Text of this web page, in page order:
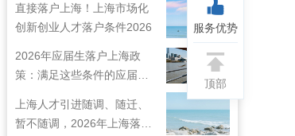
直接落户上海！上海市场化
创新创业人才落户条件2026
2026年应届生落户上海政
策：满足这些条件的应届生
上海人才引进随调、随迁、
暂不随调，2026年上海落户
服务优势
顶部